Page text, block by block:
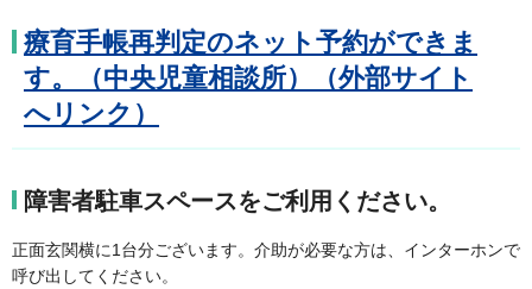
療育手帳再判定のネット予約ができま
す。（中央児童相談所）（外部サイト
へリンク）
障害者駐車スペースをご利用ください。
正面玄関横に1台分ございます。介助が必要な方は、インターホンで
呼び出してください。